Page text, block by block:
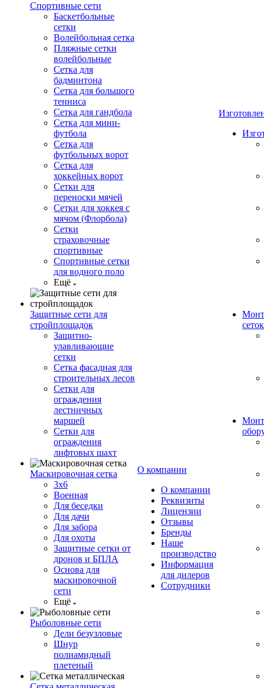
Спортивные сети
Баскетбольные
сетки
Волейбольная сетка
Пляжные сетки
волейбольные
Сетка для
бадминтона
Сетка для большого
тенниса
Сетка для гандбола
Сетка для мини-
футбола
Сетка для
футбольных ворот
Сетка для
хоккейных ворот
Сетки для
переноски мячей
Сетки для хоккея с
мячом (Флорбола)
Сетки
страховочные
спортивные
Спортивные сетки
для водного поло
Ещё
Защитные сети для
стройплощадок
Защитно-
улавливающие
сетки
Сетка фасадная для
строительных лесов
Сетки для
ограждения
лестничных
маршей
Сетки для
ограждения
лифтовых шахт
Маскировочная сетка
3х6
Военная
Для беседки
Для дачи
Для забора
Для охоты
Защитные сетки от
дронов и БПЛА
Основа для
маскировочной
сети
Ещё
Рыболовные сети
Дели безузловые
Шнур
полиамидный
плетеный
О компании
О компании
Реквизиты
Лицензии
Отзывы
Бренды
Наше
производство
Информация
для дилеров
Сотрудники
сеток